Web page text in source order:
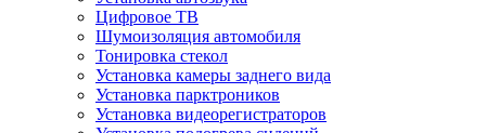
Цифровое ТВ
Шумоизоляция автомобиля
Тонировка стекол
Установка камеры заднего вида
Установка парктроников
Установка видеорегистраторов